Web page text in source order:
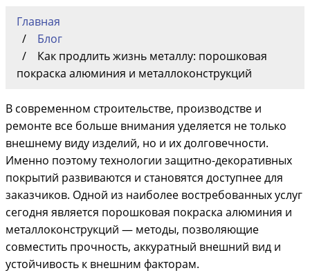
Главная
Блог
Как продлить жизнь металлу: порошковая
покраска алюминия и металлоконструкций
В современном строительстве, производстве и
ремонте все больше внимания уделяется не только
внешнему виду изделий, но и их долговечности.
Именно поэтому технологии защитно-декоративных
покрытий развиваются и становятся доступнее для
заказчиков. Одной из наиболее востребованных услуг
сегодня является порошковая покраска алюминия и
металлоконструкций — методы, позволяющие
совместить прочность, аккуратный внешний вид и
устойчивость к внешним факторам.